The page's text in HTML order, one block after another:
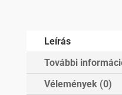
Leírás
További
Vélemények (0)